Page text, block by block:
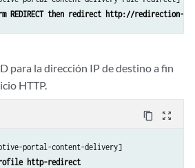
REDIRECT then redirect http://redirection-
para la dirección IP de destino a fin
HTTP.
content_copy zoom_out_map
portal-content-delivery]
http-redirect